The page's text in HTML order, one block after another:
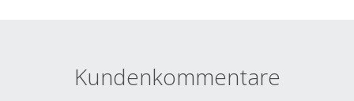
Kundenkommentare